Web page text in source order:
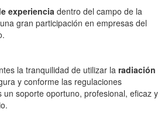
experiencia dentro del campo de la
gran participación en empresas del
la tranquilidad de utilizar la radiación
y conforme las regulaciones
un soporte oportuno, profesional, eficaz y